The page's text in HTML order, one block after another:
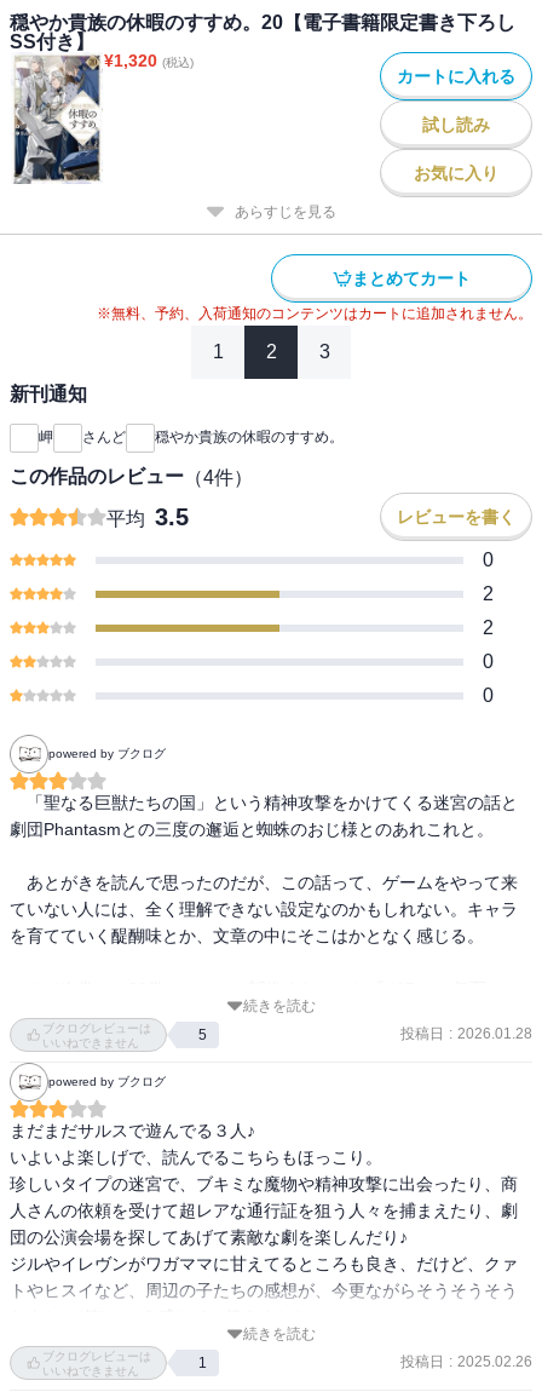
穏やか貴族の休暇のすすめ。20【電子書籍限定書き下ろし
SS付き】
¥1,320 (税込)
カートに入れる
試し読み
お気に入り
あらすじを見る
まとめてカート
※無料、予約、入荷通知のコンテンツはカートに追加されません。
1 2 3
新刊通知
岬 さんど 穏やか貴族の休暇のすすめ。
この作品のレビュー （4件）
平均 3.5 レビューを書く
0
2
2
0
0
powered by ブクログ
「聖なる巨獣たちの国」という精神攻撃をかけてくる迷宮の話と
劇団Phantasmとの三度の邂逅と蜘蛛のおじ様とのあれこれと。
あとがきを読んで思ったのだが、この話って、ゲームをやって来
ていない人には、全く理解できない設定なのかもしれない。キャラ
を育てていく醍醐味とか、文章の中にそこはかとなく感じる。
続きを読む
ブクログレビューは
いいねできません
5 投稿日 : 2026.01.28
powered by ブクログ
まだまだサルスで遊んでる３人♪
いよいよ楽しげで、読んでるこちらもほっこり。
珍しいタイプの迷宮で、ブキミな魔物や精神攻撃に出会ったり、商
人さんの依頼を受けて超レアな通行証を狙う人々を捕まえたり、劇
団の公演会場を探してあげて素敵な劇を楽しんだり♪
ジルやイレヴンがワガママに甘えてるところも良き、だけど、クァ
トやヒスイなど、周辺の子たちの感想が、今更ながらそうそうそう
続きを読む
ブクログレビューは
いいねできません
1 投稿日 : 2025.02.26